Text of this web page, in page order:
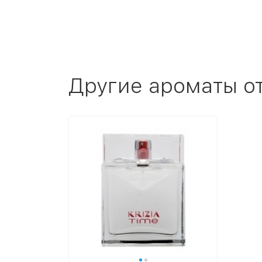
Другие ароматы